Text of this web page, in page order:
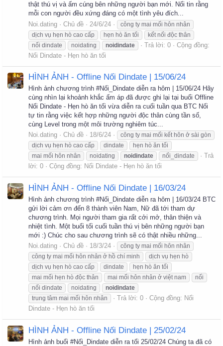
thật thú vị và ấm cúng bên những người bạn mới. Nối tin rằng
mỗi con người đều xứng đáng có một tình yêu đích...
Noi.dating
Chủ đề 24/6/24
công ty mai mối hôn nhân
dịch vụ hẹn hò cao cấp
hẹn hò ăn tối
kết nối độc thân
nối dindate
noidating noidindate Trả lời: 0
Cộng đồng:
Nối Dindate - Hẹn hò ăn tối
HÌNH ẢNH - Offline Nối Dindate | 15/06/24
Hình ảnh chương trình #Nối_Dindate diễn ra hôm | 15/06/24 Hãy
cùng nhìn lại khoảnh khắc ấm áp đã được ghi lại tại buổi Offline
Nối Dindate - Hẹn hò ăn tối vừa diễn ra cuối tuần qua BTC Nối
tự tin rằng việc kết hợp những người độc thân cùng tần số,
cùng Level trong một môi trường nghiêm túc...
Noi.dating
Chủ đề 18/6/24
công ty mai mối kết hôn ở sài gòn
dịch vụ hẹn hò cao cấp
dindate
hẹn hò ăn tối
mai mối hôn nhân
noidating noidindate nối_dindate
Trả
lời: 0
Cộng đồng: Nối Dindate - Hẹn hò ăn tối
HÌNH ẢNH - Offline Nối Dindate | 16/03/24
Hình ảnh chương trình #Nối_Dindate diễn ra hôm | 16/03/24 BTC
gửi lời cảm ơn đến 8 thành viên Nam, Nữ đã tới tham dự
chương trình. Mọi người tham gia rất cởi mở, thân thiện và
nhiệt tình. Một buổi tối cuối tuần thú vị bên những người bạn
mới :) Chúc cho sau chương trình sẽ có thật nhiều những...
Noi.dating
Chủ đề 18/3/24
công ty mai mối hôn nhân
công ty mai mối hôn nhân ở hồ chí minh
dịch vụ hẹn hò
dịch vụ hẹn hò cao cấp
dindate
hẹn hò ăn tối
mai mối hẹn hò độc thân
mai mối hôn nhân ở việt nam
nối
nối dindate
noidating
noidindate
trung tâm mai mối hôn nhân
Trả lời: 0 Cộng đồng: Nối
Dindate - Hẹn hò ăn tối
HÌNH ẢNH - Offline Nối Dindate | 25/02/24
Hình ảnh buổi #Nối_Dindate diễn ra tối 25/02/24 Chúng ta đã có